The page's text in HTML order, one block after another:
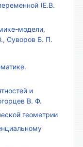
(Е.В.
модели,
Суворов Б. П.
и
В. Ф.
геометрии